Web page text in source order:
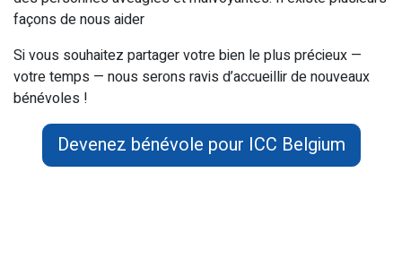
façons de nous aider
Si vous souhaitez partager votre bien le plus précieux —
votre temps — nous serons ravis d’accueillir de nouveaux
bénévoles !
Devenez bénévole pour ICC Belgium